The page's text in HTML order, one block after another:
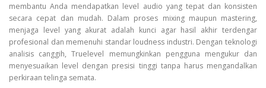
membantu Anda mendapatkan level audio yang tepat dan konsisten
secara cepat dan mudah. Dalam proses mixing maupun mastering,
menjaga level yang akurat adalah kunci agar hasil akhir terdengar
profesional dan memenuhi standar loudness industri. Dengan teknologi
analisis canggih, Truelevel memungkinkan pengguna mengukur dan
menyesuaikan level dengan presisi tinggi tanpa harus mengandalkan
perkiraan telinga semata.